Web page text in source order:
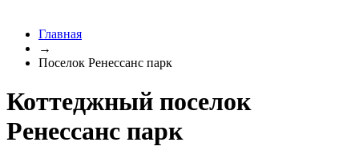
Главная
→
Поселок Ренессанс парк
Коттеджный поселок
Ренессанс парк